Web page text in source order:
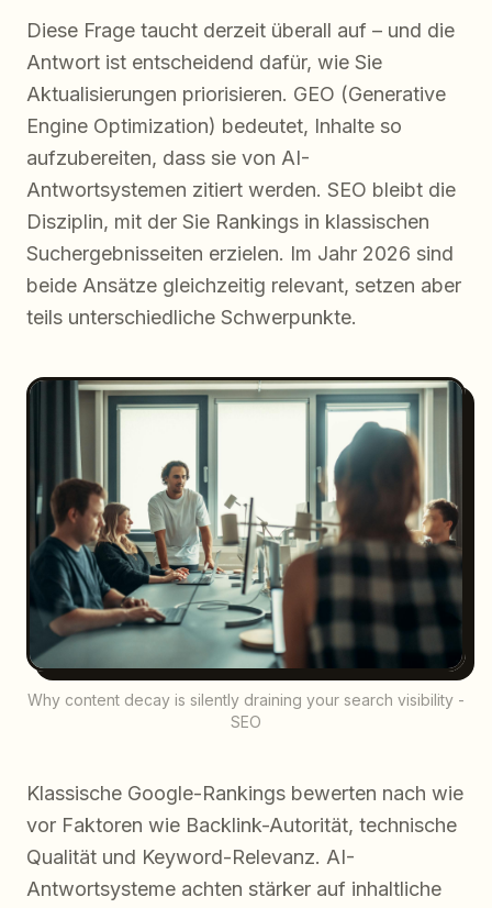
Diese Frage taucht derzeit überall auf – und die
Antwort ist entscheidend dafür, wie Sie
Aktualisierungen priorisieren. GEO (Generative
Engine Optimization) bedeutet, Inhalte so
aufzubereiten, dass sie von AI-
Antwortsystemen zitiert werden. SEO bleibt die
Disziplin, mit der Sie Rankings in klassischen
Suchergebnisseiten erzielen. Im Jahr 2026 sind
beide Ansätze gleichzeitig relevant, setzen aber
teils unterschiedliche Schwerpunkte.
Why content decay is silently draining your search visibility -
SEO
Klassische Google-Rankings bewerten nach wie
vor Faktoren wie Backlink-Autorität, technische
Qualität und Keyword-Relevanz. AI-
Antwortsysteme achten stärker auf inhaltliche